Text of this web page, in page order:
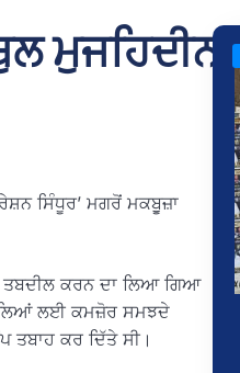
ਮੁਜਹਿਦੀਨ
ਸਿੰਧੂਰ’ ਮਗਰੋਂ ਮਕਬੁੂਜ਼ਾ
ਤਬਦੀਲ ਕਰਨ ਦਾ ਲਿਆ ਗਿਆ
ਲਈ ਕਮਜ਼ੋਰ ਸਮਝਦੇ
ਤਬਾਹ ਕਰ ਦਿੱਤੇ ਸੀ।